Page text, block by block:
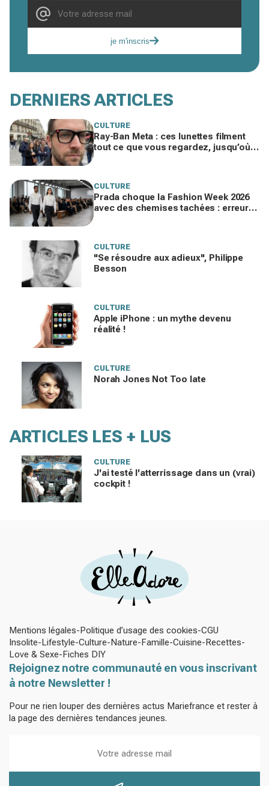
je m'inscris
DERNIERS ARTICLES
CULTURE
Ray-Ban Meta : ces lunettes filment
tout ce que vous regardez, jusqu’où
CULTURE
Prada choque la Fashion Week 2026
avec des chemises tachées : erreur
CULTURE
"Se résoudre aux adieux", Philippe
Besson
CULTURE
Apple iPhone : un mythe devenu
réalité !
CULTURE
Norah Jones Not Too late
ARTICLES LES + LUS
CULTURE
J'ai testé l'atterrissage dans un (vrai)
cockpit !
Mentions légales Politique d’usage des cookies CGU
Insolite Lifestyle Culture Nature Famille Cuisine Recettes
Love & Sexe Fiches DIY
Rejoignez notre communauté en vous inscrivant
à notre Newsletter !
Pour ne rien louper des dernières actus Mariefrance et rester à
la page des dernières tendances jeunes.